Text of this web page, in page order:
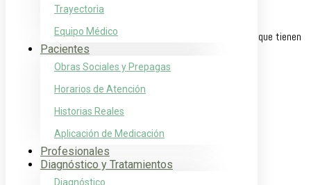
Trayectoria
Equipo Médico
Pacientes
Obras Sociales y Prepagas
Horarios de Atención
Historias Reales
Aplicación de Medicación
Profesionales
Diagnóstico y Tratamientos
Diagnóstico
Coberturas Médicas
En la nueva página web pueden consultar las obras sociales que tienen
convenio con nosotros!!
Entradas recientes